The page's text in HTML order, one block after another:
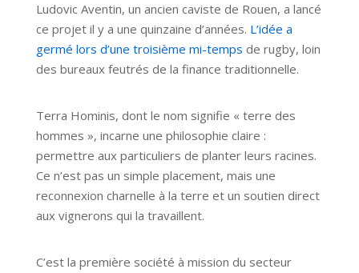
Ludovic Aventin, un ancien caviste de Rouen, a lancé
ce projet il y a une quinzaine d’années. L’idée a
germé lors d’une troisième mi-temps de rugby, loin
des bureaux feutrés de la finance traditionnelle.
Terra Hominis, dont le nom signifie « terre des
hommes », incarne une philosophie claire :
permettre aux particuliers de planter leurs racines.
Ce n’est pas un simple placement, mais une
reconnexion charnelle à la terre et un soutien direct
aux vignerons qui la travaillent.
C’est la première société à mission du secteur